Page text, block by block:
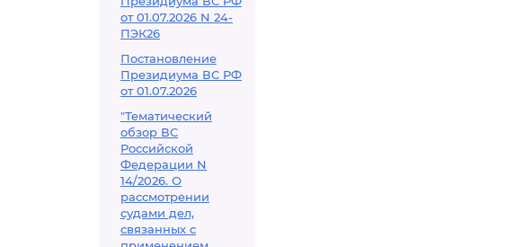
от 01.07.2026 N 24-
ПЭК26
Постановление
Президиума ВС РФ
от 01.07.2026
"Тематический
обзор ВС
Российской
Федерации N
14/2026. О
рассмотрении
судами дел,
связанных с